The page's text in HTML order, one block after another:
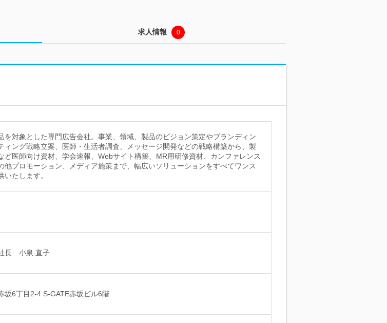
求人情報 0
を対象とした専門広告会社。事業、領域、製品のビジョン策定やブランディン
ィング戦略立案、医師・生活者調査、メッセージ開発などの戦略構築から、製
ど医師向け資材、学会速報、Webサイト構築、MR用研修資材、カンファレンス
他プロモーション、メディア施策まで、幅広いソリューションをすべてワンス
いたします。
長 小泉 直子
坂6丁目2-4 S-GATE赤坂ビル6階